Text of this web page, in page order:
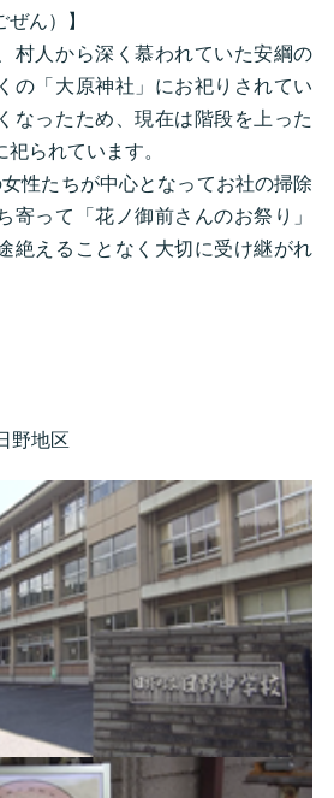
ぜん）】
村人から深く慕われていた安綱の
の「大原神社」にお祀りされてい
なったため、現在は階段を上った
られています。
性たちが中心となってお社の掃除
寄って「花ノ御前さんのお祭り」
絶えることなく大切に受け継がれ
野地区